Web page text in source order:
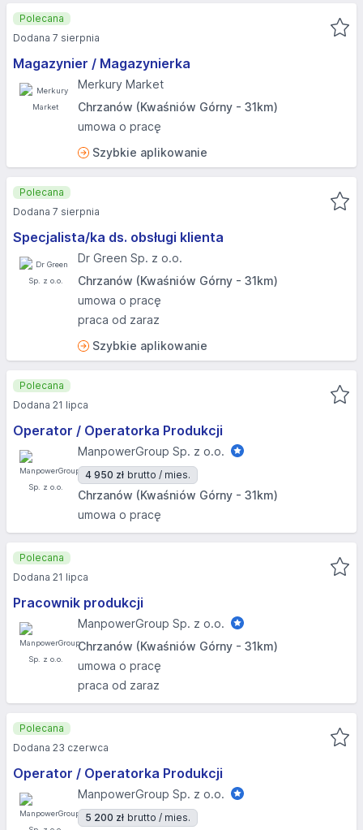
Magazynier / Magazynierka
Merkury Market
Chrzanów (Kwaśniów Górny - 31km)
umowa o pracę
Szybkie aplikowanie
Polecana
Dodana 7 sierpnia
Specjalista/ka ds. obsługi klienta
Dr Green Sp. z o.o.
Chrzanów (Kwaśniów Górny - 31km)
umowa o pracę
praca od zaraz
Szybkie aplikowanie
Polecana
Dodana 7 sierpnia
Operator / Operatorka Produkcji
ManpowerGroup Sp. z o.o.
4 950 zł brutto / mies.
Chrzanów (Kwaśniów Górny - 31km)
umowa o pracę
Polecana
Dodana 21 lipca
Pracownik produkcji
ManpowerGroup Sp. z o.o.
Chrzanów (Kwaśniów Górny - 31km)
umowa o pracę
praca od zaraz
Polecana
Dodana 21 lipca
Operator / Operatorka Produkcji
ManpowerGroup Sp. z o.o.
5 200 zł brutto / mies.
Polecana
Dodana 23 czerwca